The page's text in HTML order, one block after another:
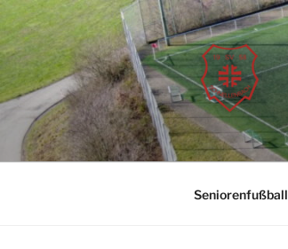
Zum
Inhalt
springen
Seniorenfußball